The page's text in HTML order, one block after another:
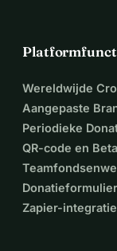
Wereldwijde
Aangepaste
Periodieke
QR-code en
Zapier-integratie